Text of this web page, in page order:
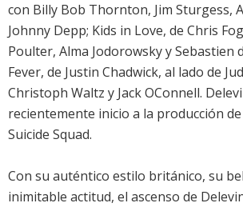
con Billy Bob Thornton, Jim Sturgess,
Johnny Depp; Kids in Love, de Chris
Poulter, Alma Jodorowsky y Sebastien
Fever, de Justin Chadwick, al lado de
Christoph Waltz y Jack OConnell.
recientemente inicio a la producción
Suicide Squad.
Con su auténtico estilo británico, su
inimitable actitud, el ascenso de